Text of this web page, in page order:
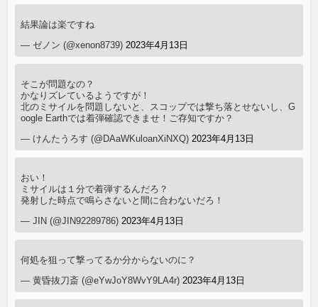
結果論は楽ですね
— ゼノン (@xenon8739) 2023年4月13日
そこが問題なの？
かなりズレているようですが！
北のミサイルを問題しないと、スコップでは撃ち落とせないし、G
oogle Earthでは着弾確認できませ！ご存知ですか？
— けんたうろす (@DAaWKuloanXiNXQ) 2023年4月13日
おい！
ミサイルは１分で着弾するんだろ？
発射した時点で鳴らさないと間に合わないだろ！
— JIN (@JIN92289786) 2023年4月13日
何処を狙って撃ってるか分からないのに？
— 黄昏抜刀斎 (@eYwJoY8WvY9LA4r) 2023年4月13日